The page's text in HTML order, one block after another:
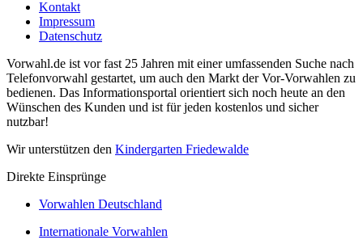
Kontakt
Impressum
Datenschutz
Vorwahl.de ist vor fast 25 Jahren mit einer umfassenden Suche nach
Telefonvorwahl gestartet, um auch den Markt der Vor-Vorwahlen zu
bedienen. Das Informationsportal orientiert sich noch heute an den
Wünschen des Kunden und ist für jeden kostenlos und sicher
nutzbar!
Wir unterstützen den Kindergarten Friedewalde
Direkte Einsprünge
Vorwahlen Deutschland
Internationale Vorwahlen